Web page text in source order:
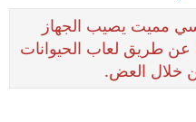
مميت يصيب الجهاز
عن طريق لعاب الحيوانات
خلال العض.